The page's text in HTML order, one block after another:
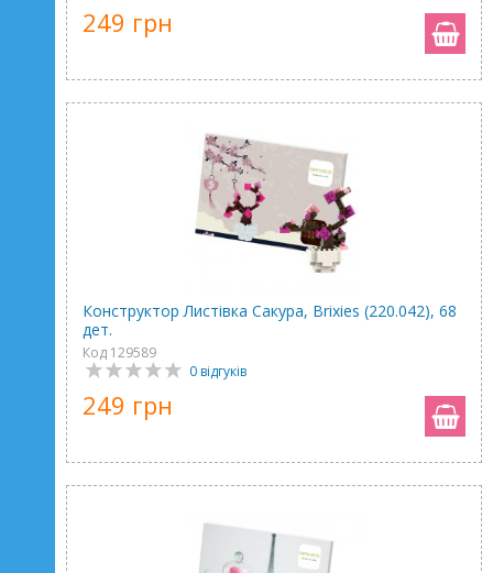
249 грн
Конструктор Листівка Сакура, Brixies (220.042), 68
дет.
Код 129589
0 відгуків
249 грн